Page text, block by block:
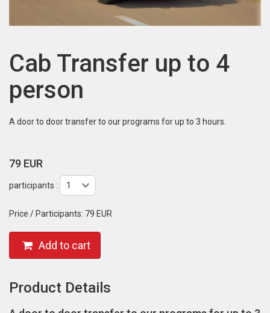
Cab Transfer up to 4
person
A door to door transfer to our programs for up to 3 hours.
79 EUR
participants :
Price / Participants: 79 EUR
Add to cart
Product Details